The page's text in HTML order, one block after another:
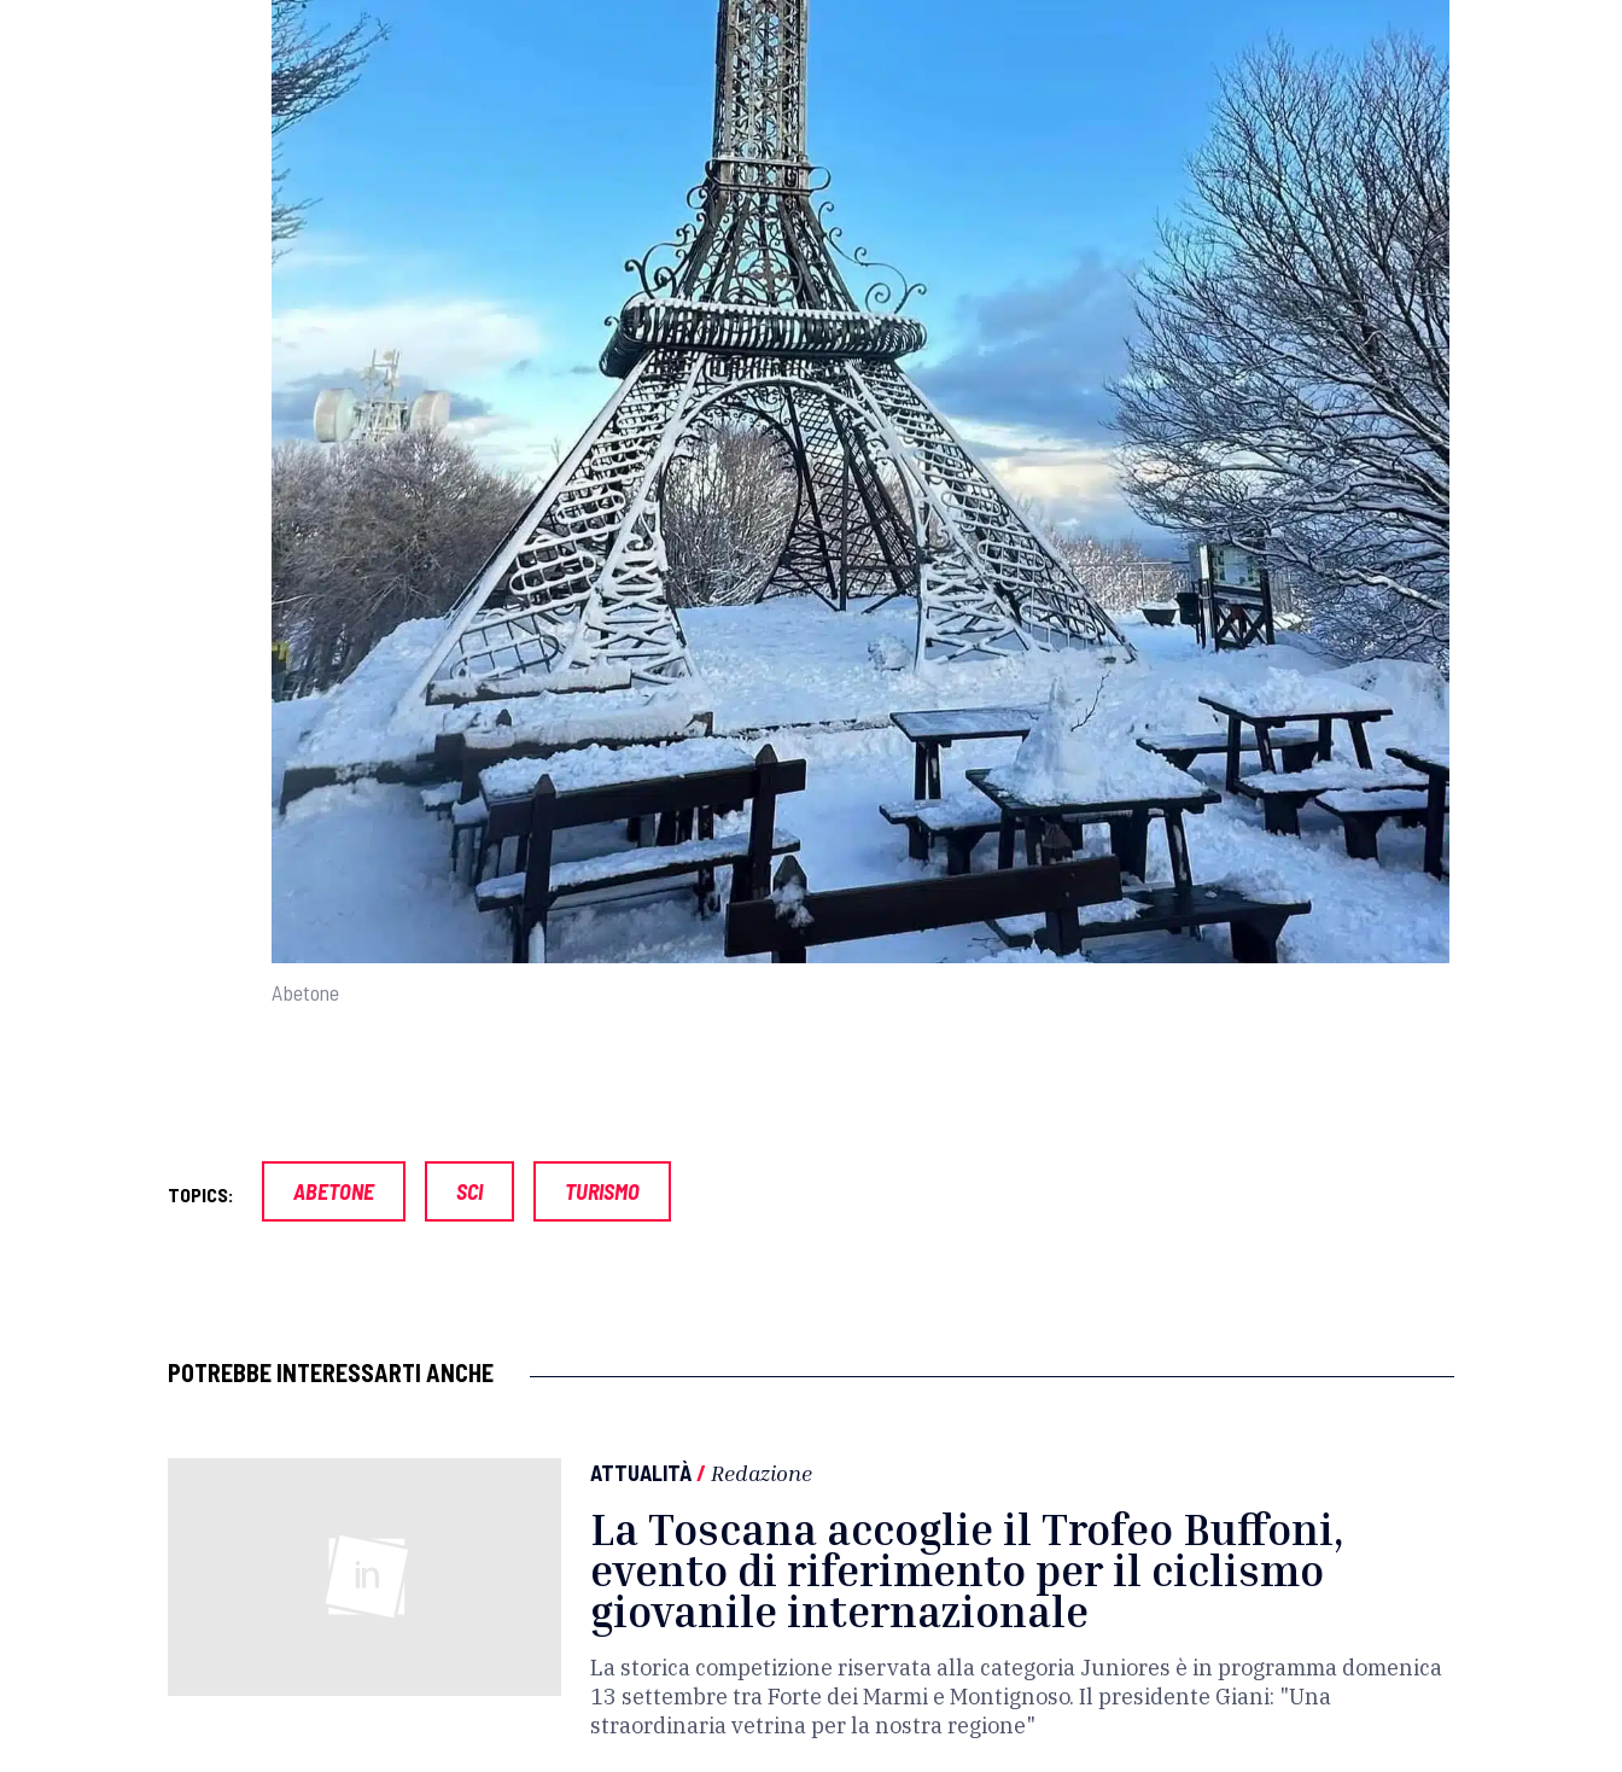
Abetone
TOPICS: ABETONE SCI TURISMO
POTREBBE INTERESSARTI ANCHE
ATTUALITÀ/ Redazione
La Toscana accoglie il Trofeo Buffoni,
evento di riferimento per il ciclismo
giovanile internazionale
La storica competizione riservata alla categoria Juniores è in programma domenica
13 settembre tra Forte dei Marmi e Montignoso. Il presidente Giani: "Una
straordinaria vetrina per la nostra regione"